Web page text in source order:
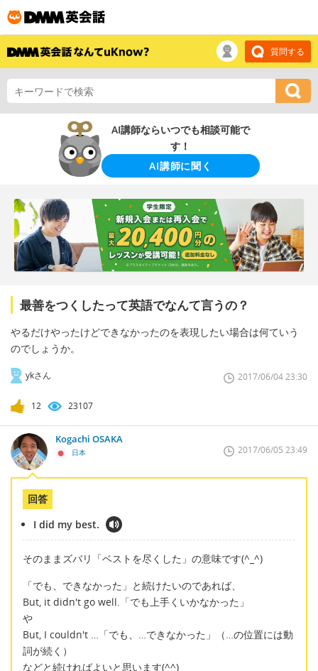
質問する
AI講師ならいつでも相談可能で
す！
AI講師に聞く
最善をつくしたって英語でなんて言うの？
やるだけやったけどできなかったのを表現したい場合は何ていう
のでしょうか。
ykさん 2017/06/04 23:30
12 23107
Kogachi OSAKA
日本 2017/06/05 23:49
回答
I did my best.
そのままズバリ「ベストを尽くした」の意味です(^_^)
「でも、できなかった」と続けたいのであれば、
But, it didn't go well.「でも上手くいかなかった」
や
But, I couldn't …「でも、…できなかった」（…の位置には動
詞が続く）
などと続ければよいと思います(^^)